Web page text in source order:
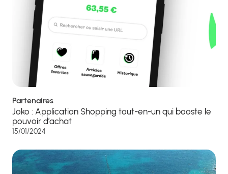
Partenaires
Joko : Application Shopping tout-en-un qui booste le
pouvoir d’achat
15/01/2024